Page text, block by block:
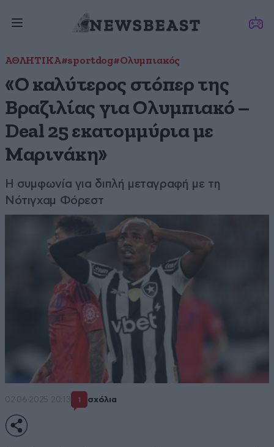
ΑΘΛΗΤΙΚΑ#sportdog#Ολυμπιακός
«Ο καλύτερος στόπερ της
Βραζιλίας για Ολυμπιακό –
Deal 25 εκατομμύρια με
Μαρινάκη»
Η συμφωνία για διπλή μεταγραφή με τη
Νότιγχαμ Φόρεστ
02·06·2025 20:13 1 σχόλια